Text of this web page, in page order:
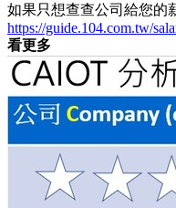
如果只想查查公司給您的
https://guide.104.com.tw/
看更多